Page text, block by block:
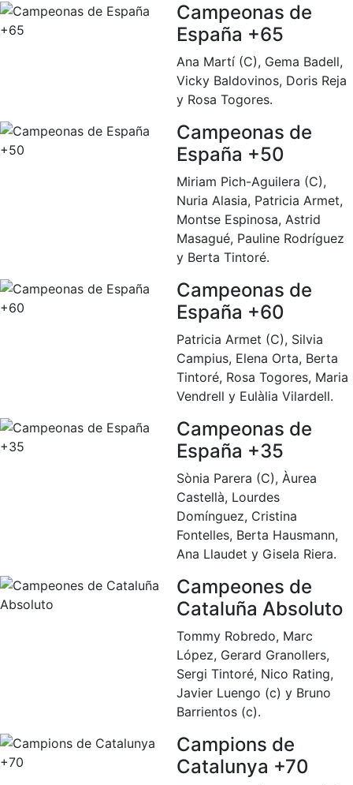
Actividades dirigidas
Restaurantes
Restaurante
Casa Arilla
Chill Out
Bar Piscina
Publicidad en la Revista
¿Quieres ser Patrocinador del Club?
Noticias
El Godó del Socio/a
Campeonas de
España +65
Ana Martí (C), Gema Badell,
Vicky Baldovinos, Doris Reja
y Rosa Togores.
Campeonas de
España +50
Miriam Pich-Aguilera (C),
Nuria Alasia, Patricia Armet,
Montse Espinosa, Astrid
Masagué, Pauline Rodríguez
y Berta Tintoré.
Campeonas de
España +60
Patricia Armet (C), Silvia
Campius, Elena Orta, Berta
Tintoré, Rosa Togores, Maria
Vendrell y Eulàlia Vilardell.
Campeonas de
España +35
Sònia Parera (C), Àurea
Castellà, Lourdes
Domínguez, Cristina
Fontelles, Berta Hausmann,
Ana Llaudet y Gisela Riera.
Campeones de
Cataluña Absoluto
Tommy Robredo, Marc
López, Gerard Granollers,
Sergi Tintoré, Nico Rating,
Javier Luengo (c) y Bruno
Barrientos (c).
Campions de
Catalunya +70